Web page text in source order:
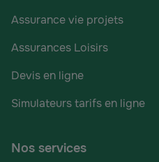
Assurance vie projets
Assurances Loisirs
Devis en ligne
Simulateurs tarifs en ligne
Nos services